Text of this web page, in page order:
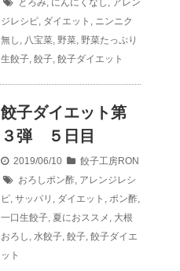
ジレシピ ダイエット
ニンニク
無し
八宝菜 野菜 野菜たっぷり
生餃子 餃子 餃子ダイエット
餃子ダイエット第
３弾 ５日目
2019/06/10
餃子工房RON
おろしポン酢 アレンジレシ
ピ サッパリ ダイエット ポン酢
一口生餃子 夏におススメ
大根
おろし 水餃子 餃子 餃子ダイエ
ット